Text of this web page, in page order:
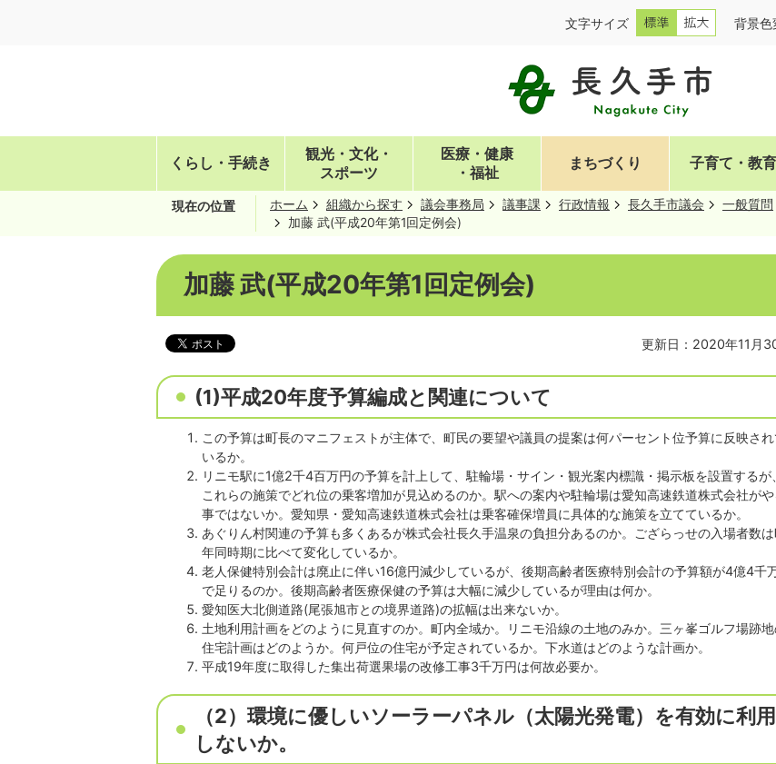
文字サイズ 背景色
くらし・手続き
観光・文化・
スポーツ
医療・健康
・福祉
まちづくり 子育て・教育
現在の位置 ホーム 組織から探す 議会事務局 議事課 行政情報 長久手市議会 一般質問
加藤 武(平成20年第1回定例会)
加藤 武(平成20年第1回定例会)
更新日：2020年11月
(1)平成20年度予算編成と関連について
この予算は町長のマニフェストが主体で、町民の要望や議員の提案は何パーセント位予算に反映され
いるか。
リニモ駅に1億2千4百万円の予算を計上して、駐輪場・サイン・観光案内標識・掲示板を設置するが、
これらの施策でどれ位の乗客増加が見込めるのか。駅への案内や駐輪場は愛知高速鉄道株式会社がや
事ではないか。愛知県・愛知高速鉄道株式会社は乗客確保増員に具体的な施策を立てているか。
あぐりん村関連の予算も多くあるが株式会社長久手温泉の負担分あるのか。ござらっせの入場者数
年同時期に比べて変化しているか。
老人保健特別会計は廃止に伴い16億円減少しているが、後期高齢者医療特別会計の予算額が4億4千
で足りるのか。後期高齢者医療保健の予算は大幅に減少しているが理由は何か。
愛知医大北側道路(尾張旭市との境界道路)の拡幅は出来ないか。
土地利用計画をどのように見直すのか。町内全域か。リニモ沿線の土地のみか。三ヶ峯ゴルフ場跡
住宅計画はどのようか。何戸位の住宅が予定されているか。下水道はどのような計画か。
平成19年度に取得した集出荷選果場の改修工事3千万円は何故必要か。
（2）環境に優しいソーラーパネル（太陽光発電）を有効に利用
しないか。